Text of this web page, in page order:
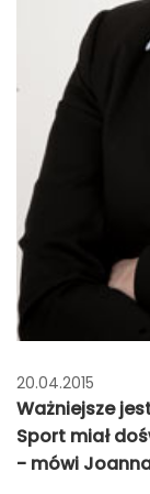
20.04.2015
Ważniejsze
Sport miał
- mówi